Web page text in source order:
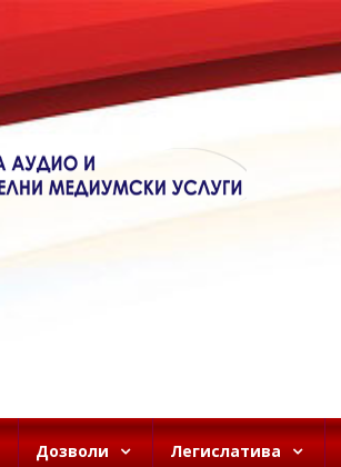
Дозволи Легислатива